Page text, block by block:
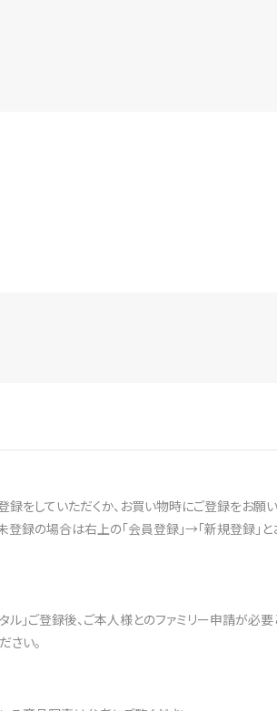
をしていただくか、お買い物時にご登録をお願い
録の場合は右上の「会員登録」→「新規登録」
ご登録後、ご本人様とのファミリー申請が必要
さい。